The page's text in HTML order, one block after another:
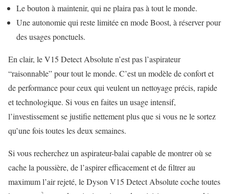
Le bouton à maintenir, qui ne plaira pas à tout le monde.
Une autonomie qui reste limitée en mode Boost, à réserver pour
des usages ponctuels.
En clair, le V15 Detect Absolute n’est pas l’aspirateur
“raisonnable” pour tout le monde. C’est un modèle de confort et
de performance pour ceux qui veulent un nettoyage précis, rapide
et technologique. Si vous en faites un usage intensif,
l’investissement se justifie nettement plus que si vous ne le sortez
qu’une fois toutes les deux semaines.
Si vous recherchez un aspirateur-balai capable de montrer où se
cache la poussière, de l’aspirer efficacement et de filtrer au
maximum l’air rejeté, le Dyson V15 Detect Absolute coche toutes